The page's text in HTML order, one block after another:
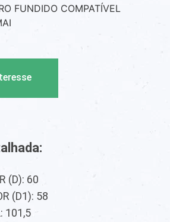
FUNDIDO COMPATÍVEL
(D): 60
(D1): 58
101,5